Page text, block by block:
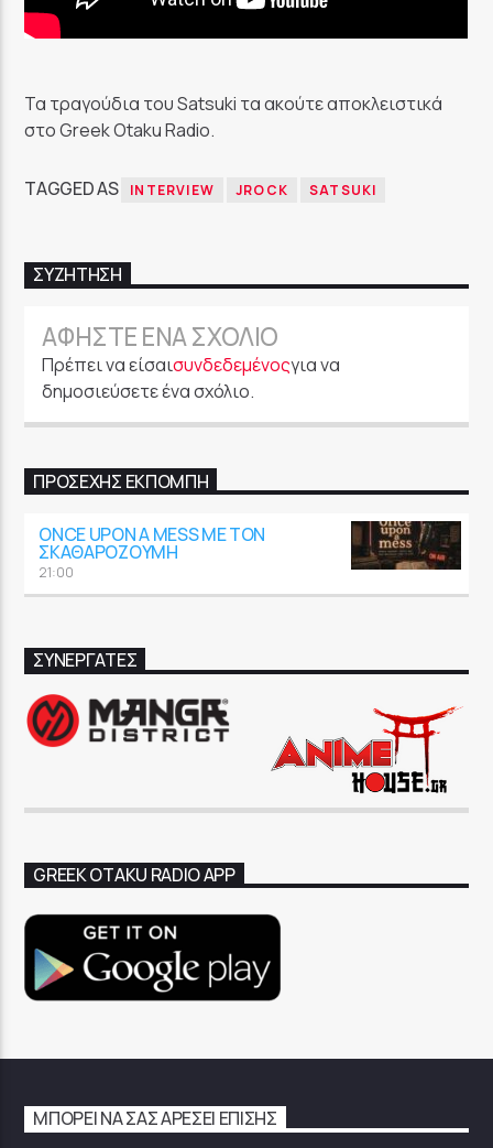
Τα τραγούδια του Satsuki τα ακούτε αποκλειστικά
στο Greek Otaku Radio.
TAGGED AS INTERVIEW JROCK SATSUKI
ΣΥΖΉΤΗΣΗ
ΑΦΉΣΤΕ ΈΝΑ ΣΧΌΛΙΟ
Πρέπει να είσαισυνδεδεμένοςγια να
δημοσιεύσετε ένα σχόλιο.
ΠΡΟΣΕΧΉΣ ΕΚΠΟΜΠΉ
ONCE UPON A MESS ΜΕ ΤΟΝ
ΣΚΑΘΑΡΟΖΟΎΜΗ
21:00
ΣΥΝΕΡΓΑΤΕΣ
GREEK OTAKU RADIO APP
ΜΠΟΡΕΊ ΝΑ ΣΑΣ ΑΡΈΣΕΙ ΕΠΊΣΗΣ